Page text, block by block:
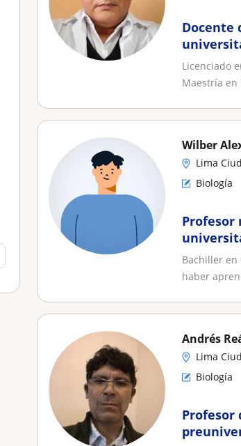
Docente
Licenciado
Maestría en
Wilber
Lima
Biología
Bachiller en
haber
Andrés
Lima
Biología
Profesor